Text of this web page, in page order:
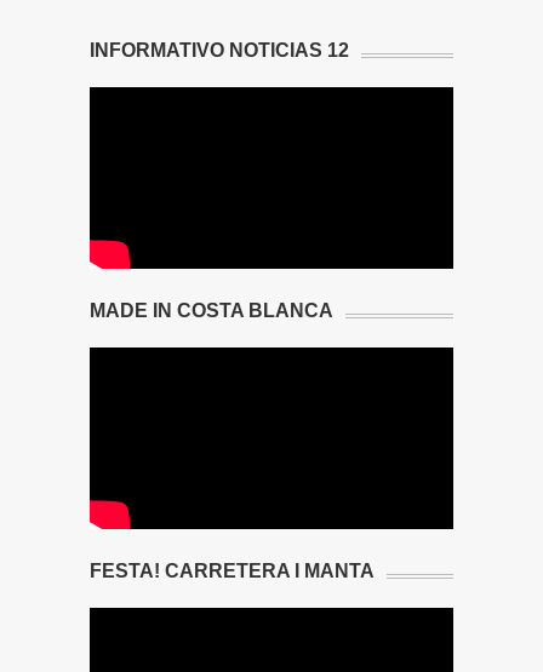
INFORMATIVO NOTICIAS 12
MADE IN COSTA BLANCA
FESTA! CARRETERA I MANTA